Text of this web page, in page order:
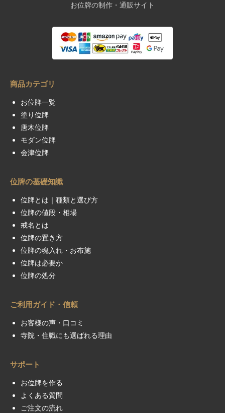
お位牌の制作・通販サイト
商品カテゴリ
お位牌一覧
塗り位牌
唐木位牌
モダン位牌
会津位牌
位牌の基礎知識
位牌とは｜種類と選び方
位牌の値段・相場
戒名とは
位牌の置き方
位牌の魂入れ・お布施
位牌は必要か
位牌の処分
ご利用ガイド・信頼
お客様の声・口コミ
寺院・住職にも選ばれる理由
サポート
お位牌を作る
よくある質問
ご注文の流れ